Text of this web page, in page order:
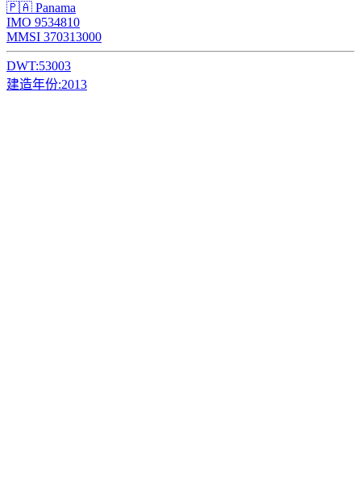
🇵🇦 Panama
IMO 9534810
MMSI 370313000
DWT:53003
建造年份:2013